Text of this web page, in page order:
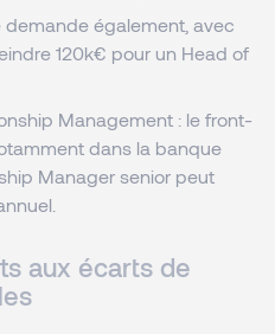
demande également, avec
120k€ pour un Head of
Management : le front-
dans la banque
Manager senior peut
aux écarts de